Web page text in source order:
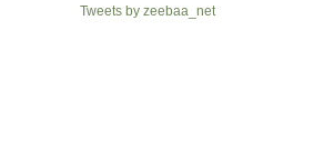
Tweets by zeebaa_net